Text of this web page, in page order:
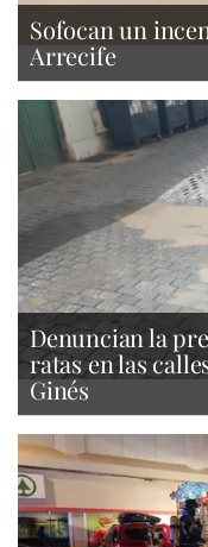
Sofocan un
Arrecife
Denuncian la
ratas en las
Ginés